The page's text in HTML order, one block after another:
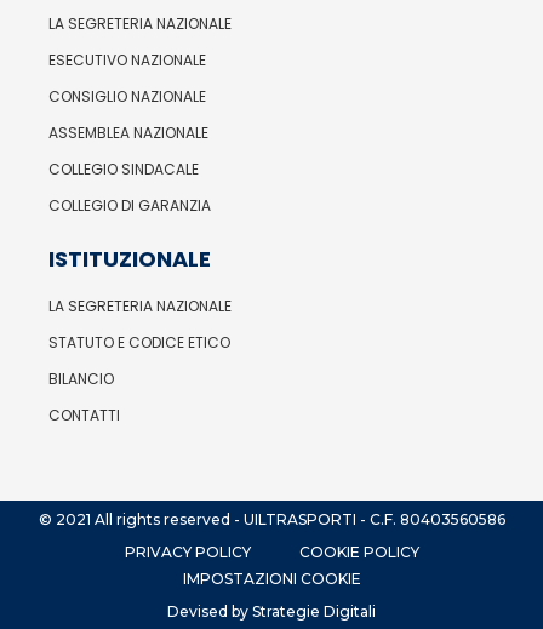
LA SEGRETERIA NAZIONALE
ESECUTIVO NAZIONALE
CONSIGLIO NAZIONALE
ASSEMBLEA NAZIONALE
COLLEGIO SINDACALE
COLLEGIO DI GARANZIA
ISTITUZIONALE
LA SEGRETERIA NAZIONALE
STATUTO E CODICE ETICO
BILANCIO
CONTATTI
© 2021 All rights reserved - UILTRASPORTI - C.F. 80403560586
PRIVACY POLICY
COOKIE POLICY
IMPOSTAZIONI COOKIE
Devised by Strategie Digitali